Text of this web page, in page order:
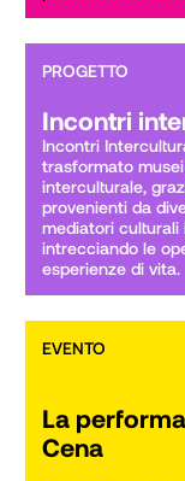
PROGETTO
Incontri
Incontri
trasformato
interculturale,
provenienti da
mediatori
intrecciando le
esperienze di vita.
EVENTO
La
Cena